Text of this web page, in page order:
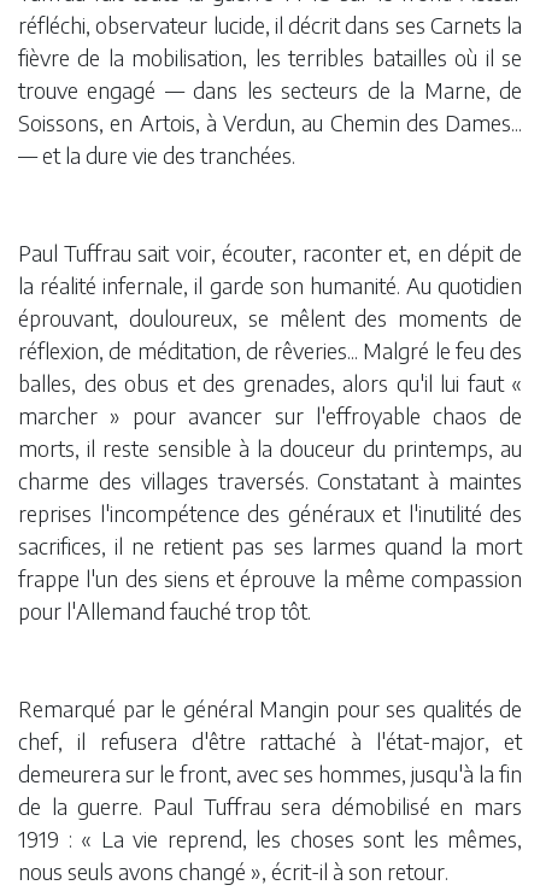
réfléchi, observateur lucide, il décrit dans ses Carnets la
fièvre de la mobilisation, les terribles batailles où il se
trouve engagé — dans les secteurs de la Marne, de
Soissons, en Artois, à Verdun, au Chemin des Dames...
— et la dure vie des tranchées.
Paul Tuffrau sait voir, écouter, raconter et, en dépit de
la réalité infernale, il garde son humanité. Au quotidien
éprouvant, douloureux, se mêlent des moments de
réflexion, de méditation, de rêveries... Malgré le feu des
balles, des obus et des grenades, alors qu'il lui faut «
marcher » pour avancer sur l'effroyable chaos de
morts, il reste sensible à la douceur du printemps, au
charme des villages traversés. Constatant à maintes
reprises l'incompétence des généraux et l'inutilité des
sacrifices, il ne retient pas ses larmes quand la mort
frappe l'un des siens et éprouve la même compassion
pour l'Allemand fauché trop tôt.
Remarqué par le général Mangin pour ses qualités de
chef, il refusera d'être rattaché à l'état-major, et
demeurera sur le front, avec ses hommes, jusqu'à la fin
de la guerre. Paul Tuffrau sera démobilisé en mars
1919 : « La vie reprend, les choses sont les mêmes,
nous seuls avons changé », écrit-il à son retour.